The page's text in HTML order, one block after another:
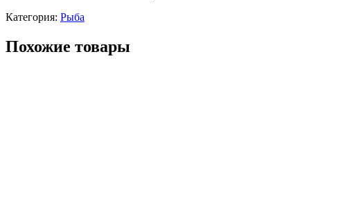
Категория: Рыба
Похожие товары